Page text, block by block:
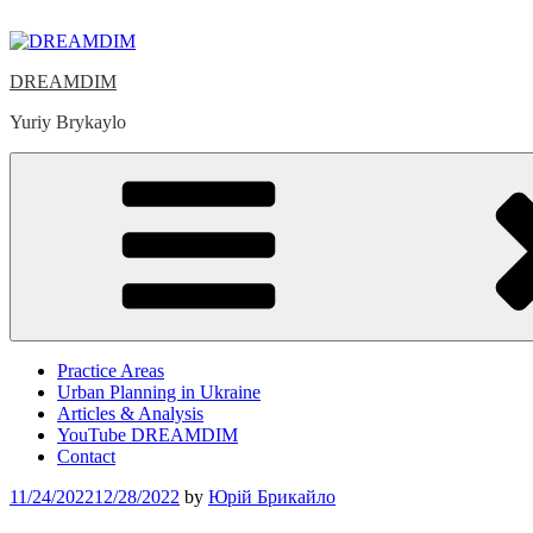
to
DREAMDIM
Yuriy Brykaylo
Practice Areas
Urban Planning in Ukraine
Articles & Analysis
YouTube DREAMDIM
Contact
Posted
11/24/202212/28/2022 by Юрій Брикайло